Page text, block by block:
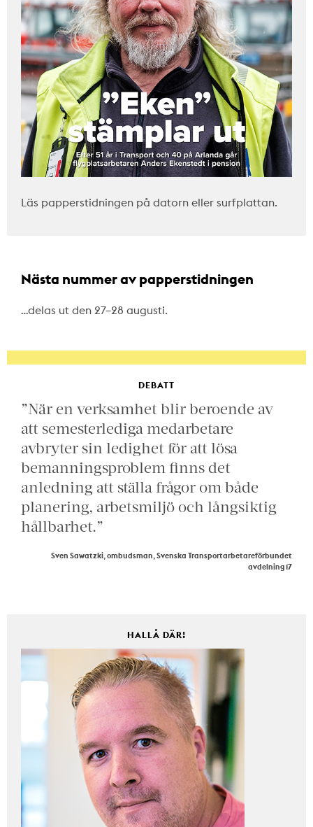
Läs papperstidningen på datorn eller surfplattan.
Nästa nummer av papperstidningen
…delas ut den 27–28 augusti.
DEBATT
”När en verksamhet blir beroende av
att semesterlediga medarbetare
avbryter sin ledighet för att lösa
bemanningsproblem finns det
anledning att ställa frågor om både
planering, arbetsmiljö och långsiktig
hållbarhet.”
Sven Sawatzki, ombudsman, Svenska Transportarbetareförbundet
avdelning 17
HALLÅ DÄR!